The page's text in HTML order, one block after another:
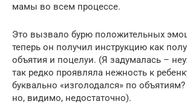
мамы во всем процессе.
Это вызвало бурю положительных
теперь он получил инструкцию как
объятия и поцелуи. (Я задумалась –
так редко проявляла нежность к
буквально «изголодался» по
но, видимо, недостаточно).